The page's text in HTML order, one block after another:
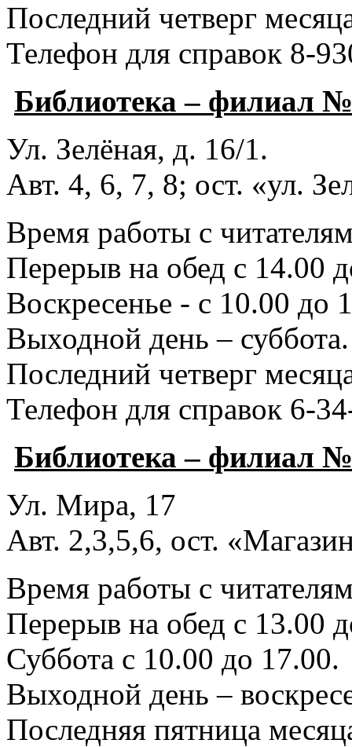
Последний четверг
Телефон для справок 8-
Библиотека – филиал
Ул. Зелёная, д. 16/1.
Авт. 4, 6, 7, 8; ост. «ул.
Время работы с
Перерыв на обед с 14.00
Воскресенье - с 10.00 до
Выходной день – суббота.
Последний четверг
Телефон для справок 6-
Библиотека – филиал
Ул. Мира, 17
Авт. 2,3,5,6, ост.
Время работы с
Перерыв на обед с 13.00
Суббота с 10.00 до 17.00.
Выходной день –
Последняя пятница